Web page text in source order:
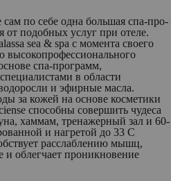
по себе одна большая спа-про­
от подобных услуг при отеле.
sea & spa с момента своего
высокопро­фес­сионального
спа-программ,
в области
и эфирные масла.
за кожей на основе косметики
способны совершить чудеса
хаммам, тренажерный зал и 60-
и нагретой до 33 С
расслаблению мышц,
и облегчает проникновение